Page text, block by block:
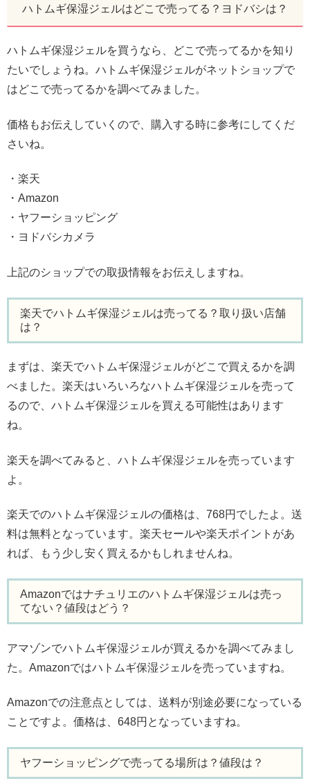
ハトムギ保湿ジェルはどこで売ってる？ヨドバシは？
ハトムギ保湿ジェルを買うなら、どこで売ってるかを知り
たいでしょうね。ハトムギ保湿ジェルがネットショップで
はどこで売ってるかを調べてみました。
価格もお伝えしていくので、購入する時に参考にしてくだ
さいね。
・楽天
・Amazon
・ヤフーショッピング
・ヨドバシカメラ
上記のショップでの取扱情報をお伝えしますね。
楽天でハトムギ保湿ジェルは売ってる？取り扱い店舗
は？
まずは、楽天でハトムギ保湿ジェルがどこで買えるかを調
べました。楽天はいろいろなハトムギ保湿ジェルを売って
るので、ハトムギ保湿ジェルを買える可能性はあります
ね。
楽天を調べてみると、ハトムギ保湿ジェルを売っています
よ。
楽天でのハトムギ保湿ジェルの価格は、768円でしたよ。送
料は無料となっています。楽天セールや楽天ポイントがあ
れば、もう少し安く買えるかもしれませんね。
Amazonではナチュリエのハトムギ保湿ジェルは売っ
てない？値段はどう？
アマゾンでハトムギ保湿ジェルが買えるかを調べてみまし
た。Amazonではハトムギ保湿ジェルを売っていますね。
Amazonでの注意点としては、送料が別途必要になっている
ことですよ。価格は、648円となっていますね。
ヤフーショッピングで売ってる場所は？値段は？